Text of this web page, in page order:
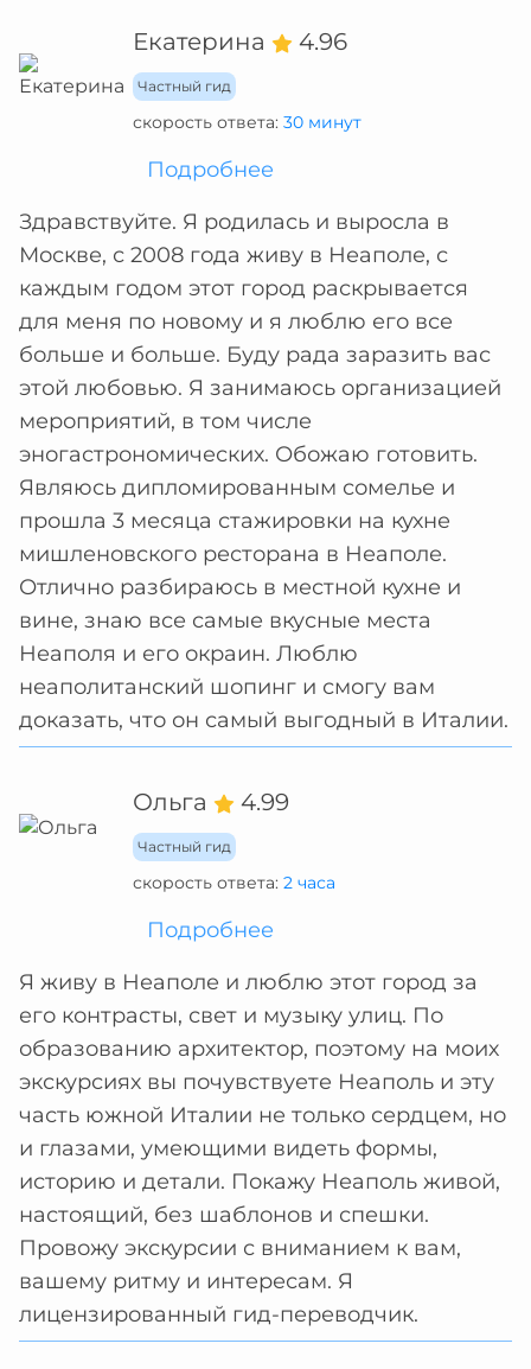
Екатерина 4.96
Частный гид
скорость ответа: 30 минут
Подробнее
Здравствуйте. Я родилась и выросла в
Москве, с 2008 года живу в Неаполе, с
каждым годом этот город раскрывается
для меня по новому и я люблю его все
больше и больше. Буду рада заразить вас
этой любовью. Я занимаюсь организацией
мероприятий, в том числе
эногастрономических. Обожаю готовить.
Являюсь дипломированным сомелье и
прошла 3 месяца стажировки на кухне
мишленовского ресторана в Неаполе.
Отлично разбираюсь в местной кухне и
вине, знаю все самые вкусные места
Неаполя и его окраин. Люблю
неаполитанский шопинг и смогу вам
доказать, что он самый выгодный в Италии.
Ольга 4.99
Частный гид
скорость ответа: 2 часа
Подробнее
Я живу в Неаполе и люблю этот город за
его контрасты, свет и музыку улиц. По
образованию архитектор, поэтому на моих
экскурсиях вы почувствуете Неаполь и эту
часть южной Италии не только сердцем, но
и глазами, умеющими видеть формы,
историю и детали. Покажу Неаполь живой,
настоящий, без шаблонов и спешки.
Провожу экскурсии с вниманием к вам,
вашему ритму и интересам. Я
лицензированный гид-переводчик.